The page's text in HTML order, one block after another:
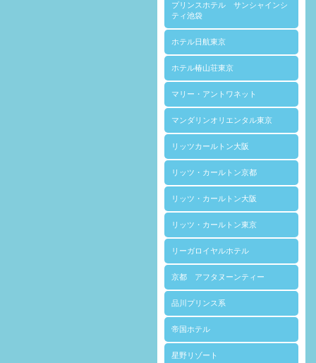
プリンスホテル サンシャインシ
ティ池袋
ホテル日航東京
ホテル椿山荘東京
マリー・アントワネット
マンダリンオリエンタル東京
リッツカールトン大阪
リッツ・カールトン京都
リッツ・カールトン大阪
リッツ・カールトン東京
リーガロイヤルホテル
京都 アフタヌーンティー
品川プリンス系
帝国ホテル
星野リゾート